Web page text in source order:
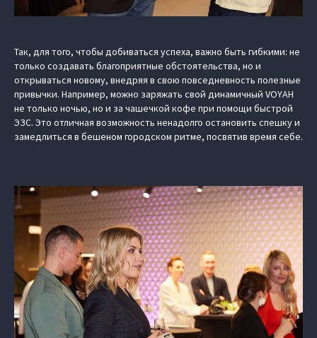
Так, для того, чтобы добиваться успеха, важно быть гибкими: не
только создавать благоприятные обстоятельства, но и
открываться новому, внедряя в свою повседневность полезные
привычки. Например, можно заряжать свой динамичный VOYAH
не только ночью, но и за чашечкой кофе при помощи быстрой
ЭЗС. Это отличная возможность ненадолго остановить спешку и
замедлиться в бешеном городском ритме, посвятив время себе.